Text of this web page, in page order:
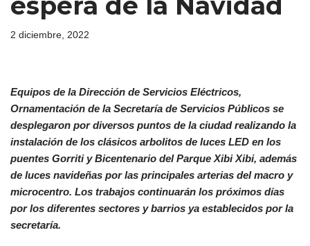
2 diciembre, 2022
Equipos de la Dirección de Servicios Eléctricos,
Ornamentación de la Secretaría de Servicios Públicos se
desplegaron por diversos puntos de la ciudad realizando la
instalación de los clásicos arbolitos de luces LED en los
puentes Gorriti y Bicentenario del Parque Xibi Xibi, además
de luces navideñas por las principales arterias del macro y
microcentro. Los trabajos continuarán los próximos días
por los diferentes sectores y barrios ya establecidos por la
secretaría.